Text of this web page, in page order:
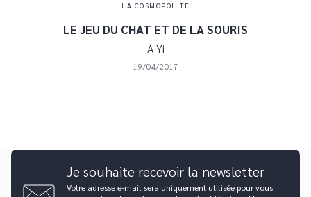
LA COSMOPOLITE
LE JEU DU CHAT ET DE LA SOURIS
A Yi
19/04/2017
Je souhaite recevoir la newsletter
Votre adresse e-mail sera uniquement utilisée pour vous